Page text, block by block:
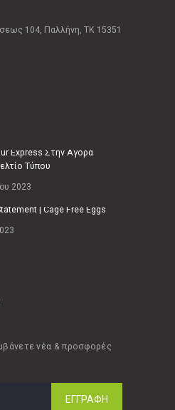
104, Παλλήνη, ΤΚ 15351
Express Στην Αγορά
Τύπου
2023
| Cage Free Eggs
νέα & προσφορές